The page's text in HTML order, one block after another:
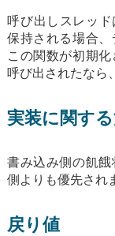
呼び出しスレッ
保持される場合、
この関数が初期
呼び出されたなら
実装に関す
書み込み側の飢
側よりも優先され
戻り値